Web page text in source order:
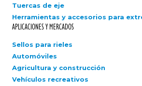
Tuercas de eje
Herramientas y accesorios para
APLICACIONES Y MERCADOS
Sellos para rieles
Automóviles
Agricultura y construcción
Vehículos recreativos